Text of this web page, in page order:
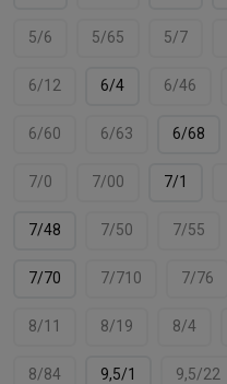
5/6 5/65 5/7
6/12 6/4 6/46
6/60 6/63 6/68
7/0 7/00 7/1
7/48 7/50 7/55
7/70 7/710 7/76
8/11 8/19 8/4
8/84 9,5/1 9,5/22